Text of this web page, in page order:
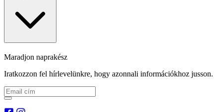
Maradjon naprakész
Iratkozzon fel hírlevelünkre, hogy azonnali információkhoz jusson.